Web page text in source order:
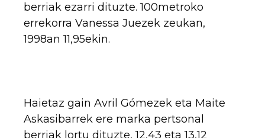
berriak ezarri dituzte. 100metroko
errekorra Vanessa Juezek zeukan,
1998an 11,95ekin.
Haietaz gain Avril Gómezek eta Maite
Askasibarrek ere marka pertsonal
berriak lortu dituzte, 12,43 eta 13,12